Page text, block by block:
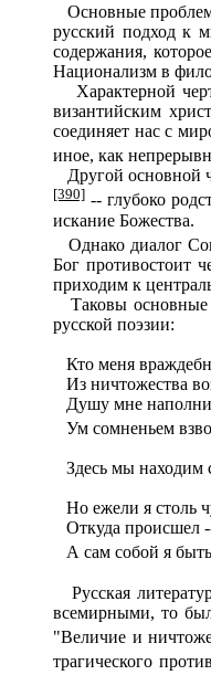
Основные
русский подход к
содержания,
Национализм в
Характерной
византийским
соединяет нас с
иное, как
Другой основной
[390] -- глубоко
искание Божества.
Однако диалог
Бог противостоит
приходим к
Таковы основные
русской поэзии:
Кто меня
Из ничтожества
Душу мне
Ум сомненьем
Здесь мы находим
Но ежели я столь
Откуда происшел
А сам собой я
Русская
всемирными, то
"Величие и
трагического